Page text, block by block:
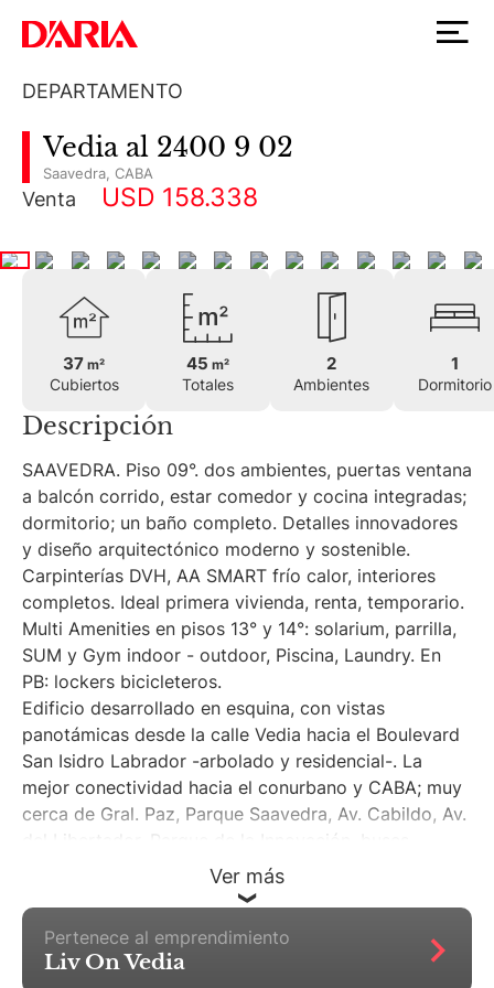
DEPARTAMENTO
Vedia al 2400 9 02
Saavedra CABA
Venta USD 158.338
37m²
Cubiertos
45 m²
Totales
2
Ambientes
1
Dormitorio
Descripción
SAAVEDRA. Piso 09°. dos ambientes, puertas ventana
a balcón corrido, estar comedor y cocina integradas;
dormitorio; un baño completo. Detalles innovadores
y diseño arquitectónico moderno y sostenible.
Carpinterías DVH, AA SMART frío calor, interiores
completos. Ideal primera vivienda, renta, temporario.
Multi Amenities en pisos 13° y 14°: solarium, parrilla,
SUM y Gym indoor - outdoor, Piscina, Laundry. En
PB: lockers bicicleteros.
Edificio desarrollado en esquina, con vistas
panotámicas desde la calle Vedia hacia el Boulevard
San Isidro Labrador -arbolado y residencial-. La
mejor conectividad hacia el conurbano y CABA; muy
cerca de Gral. Paz, Parque Saavedra, Av. Cabildo, Av.
del Libertador, Parque de la Innovación, buses,
Metrobus. tren Mitre, subte.Formas de pago: **
Contado en U$s. ** Anticipo del 30% en U$s + saldo
del 70% en pesos en 30 cuotas consecutivas y
mensuales con ajuste mensual por Índice de la CAC
(mismo precio que el de venta al Contado). **
Ver más
Pertenece al emprendimiento
Liv On Vedia